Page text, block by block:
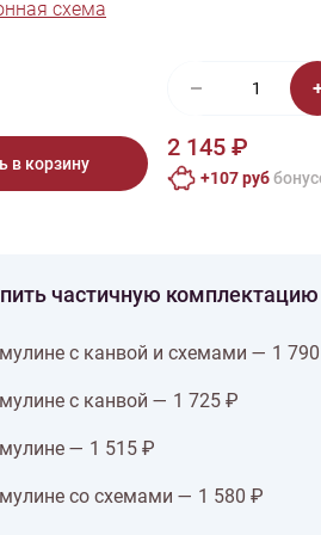
Платье
схема
в корзину
2 145 ₽
+107 руб
частичную комплектацию
с канвой и схемами — 1
с канвой — 1 725 ₽
— 1 515 ₽
со схемами — 1 580 ₽